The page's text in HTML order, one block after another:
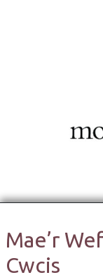
Mae’r
Cwcis